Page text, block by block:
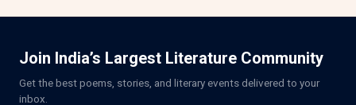
Join India’s Largest Literature Community
Get the best poems, stories, and literary events delivered to your
inbox.